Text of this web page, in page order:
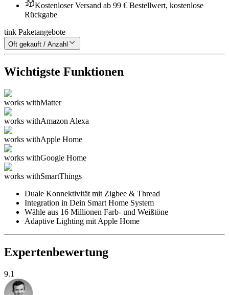
Kostenloser Versand ab 99 € Bestellwert, kostenlose
Rückgabe
tink Paketangebote
Oft gekauft / Anzahl
Wichtigste Funktionen
works withMatter
works withAmazon Alexa
works withApple Home
works withGoogle Home
works withSmartThings
Duale Konnektivität mit Zigbee & Thread
Integration in Dein Smart Home System
Wähle aus 16 Millionen Farb- und Weißtöne
Adaptive Lighting mit Apple Home
Expertenbewertung
9.1